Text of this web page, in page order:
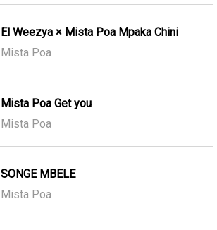
El Weezya × Mista Poa Mpaka Chini
Mista Poa
Mista Poa Get you
Mista Poa
SONGE MBELE
Mista Poa